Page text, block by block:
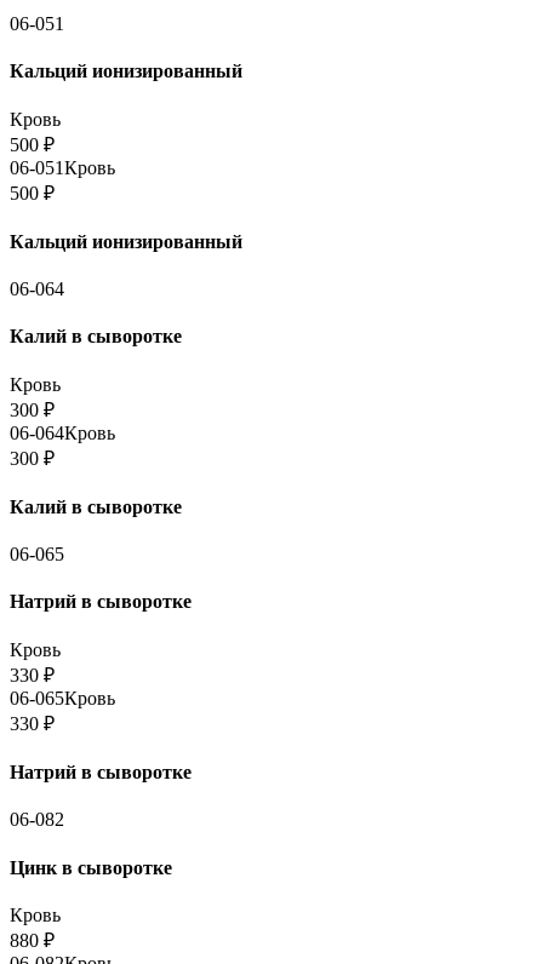
06-051
Кальций ионизированный
Кровь
500 ₽
06-051Кровь
500 ₽
Кальций ионизированный
06-064
Калий в сыворотке
Кровь
300 ₽
06-064Кровь
300 ₽
Калий в сыворотке
06-065
Натрий в сыворотке
Кровь
330 ₽
06-065Кровь
330 ₽
Натрий в сыворотке
06-082
Цинк в сыворотке
Кровь
880 ₽